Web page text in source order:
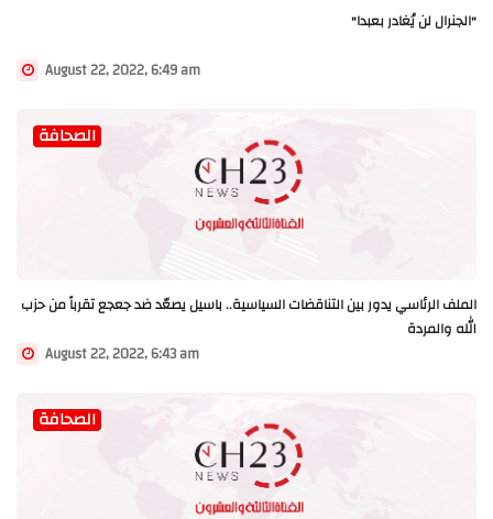
"الجنرال لن يُغادر بعبدا"
August 22, 2022, 6:49 am
الصحافة
الملف الرئاسي يدور بين التناقضات السياسية.. باسيل يصعّد ضد جعجع تقرباً من حزب
الله والمردة
August 22, 2022, 6:43 am
الصحافة